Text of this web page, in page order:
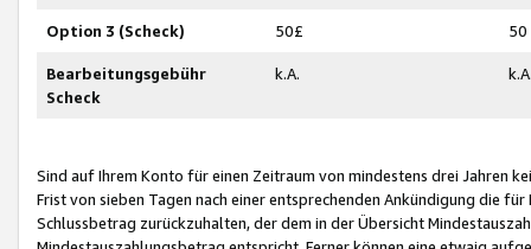
Option 3 (Scheck) 50£ 50
Bearbeitungsgebühr
Scheck
k.A.
Sind auf Ihrem Konto für einen Zeitraum von mindestens drei Jahren
Frist von sieben Tagen nach einer entsprechenden Ankündigung die
Schlussbetrag zurückzuhalten, der dem in der Übersicht